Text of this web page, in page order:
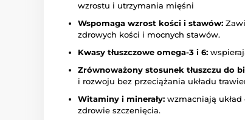
wzrostu i utrzymania mięśni
Wspomaga wzrost kości i stawów:
zdrowych kości i mocnych stawów.
Kwasy tłuszczowe omega-3 i 6:
Zrównoważony stosunek tłuszczu do
i rozwoju bez przeciążania układu
Witaminy i minerały: wzmacniają
zdrowie szczenięcia.